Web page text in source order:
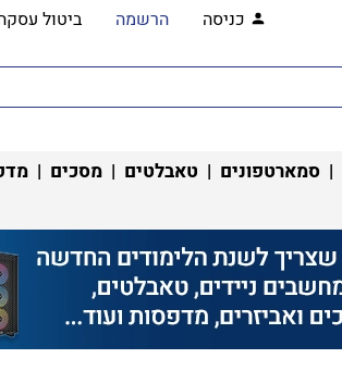
כניסה הרשמה ביטול
| סמארטפונים | טאבלטים | מסכים |